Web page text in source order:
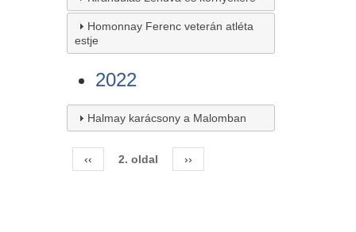
Homonnay Ferenc veterán atléta
estje
2022
Halmay karácsony a Malomban
Oldalszámozás
Előző
oldal
‹‹ 2. oldal
Következő
oldal
››